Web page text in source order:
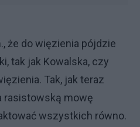
że do więzienia pójdzie
tak jak Kowalska, czy
Tak, jak teraz
rasistowską mowę
wszystkich równo.